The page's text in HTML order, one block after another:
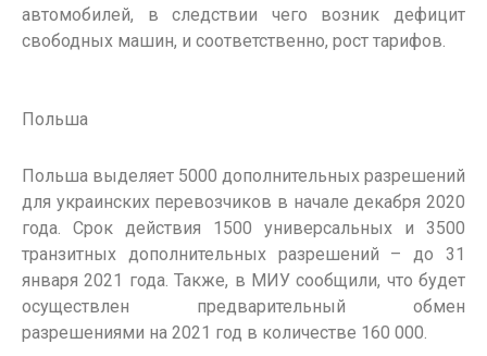
автомобилей, в следствии чего возник дефицит
свободных машин, и соответственно, рост тарифов.
Польша
Польша выделяет 5000 дополнительных разрешений
для украинских перевозчиков в начале декабря 2020
года. Срок действия 1500 универсальных и 3500
транзитных дополнительных разрешений – до 31
января 2021 года. Также, в МИУ сообщили, что будет
осуществлен предварительный обмен
разрешениями на 2021 год в количестве 160 000.